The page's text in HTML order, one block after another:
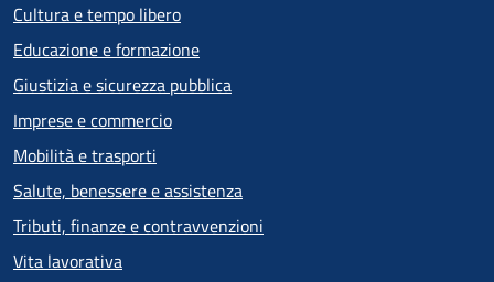
Cultura e tempo libero
Educazione e formazione
Giustizia e sicurezza pubblica
Imprese e commercio
Mobilità e trasporti
Salute, benessere e assistenza
Tributi, finanze e contravvenzioni
Vita lavorativa